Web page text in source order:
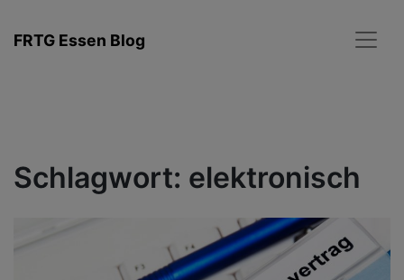
Inhalt
FRTG Essen Blog
Schlagwort: elektronisch